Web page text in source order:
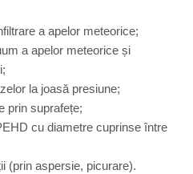
a apelor meteorice;
a apelor meteorice și
la joasă presiune;
prin suprafețe;
cu diametre cuprinse între
(prin aspersie, picurare).